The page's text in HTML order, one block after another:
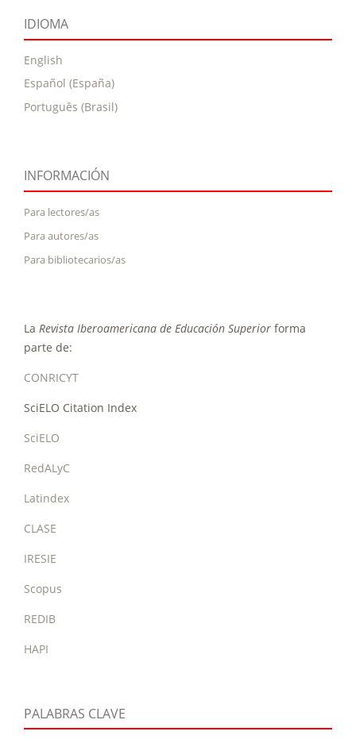
IDIOMA
English
Español (España)
Português (Brasil)
INFORMACIÓN
Para lectores/as
Para autores/as
Para bibliotecarios/as
La Revista Iberoamericana de Educación Superior forma
parte de:
CONRICYT
SciELO Citation Index
SciELO
RedALyC
Latindex
CLASE
IRESIE
Scopus
REDIB
HAPI
PALABRAS CLAVE